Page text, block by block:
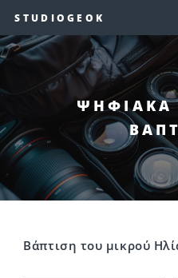
STUDIOGEOK
Βάπτιση του μικρού